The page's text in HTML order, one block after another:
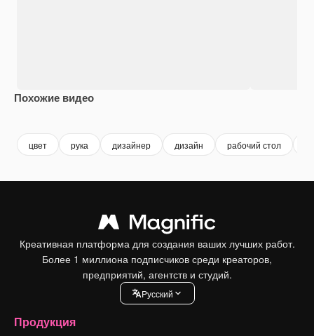
Похожие видео
цвет рука дизайнер дизайн рабочий стол
Креативная платформа для создания ваших лучших работ.
Более 1 миллиона подписчиков среди креаторов,
предприятий, агентств и студий.
Pусский
Продукция